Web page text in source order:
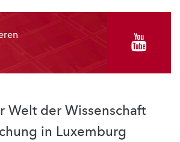
Welt der Wissenschaft
in Luxemburg